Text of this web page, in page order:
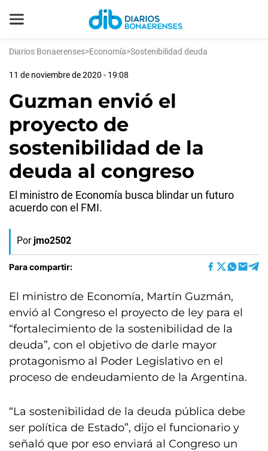
Diarios Bonaerenses>Economía>Sostenibilidad deuda
11 de noviembre de 2020 - 19:08
Guzman envió el
proyecto de
sostenibilidad de la
deuda al congreso
El ministro de Economía busca blindar un futuro
acuerdo con el FMI.
Por jmo2502
Para compartir:
El ministro de Economía, Martín Guzmán,
envió al Congreso el proyecto de ley para el
“fortalecimiento de la sostenibilidad de la
deuda”, con el objetivo de darle mayor
protagonismo al Poder Legislativo en el
proceso de endeudamiento de la Argentina.
“La sostenibilidad de la deuda pública debe
ser política de Estado”, dijo el funcionario y
señaló que por eso enviará al Congreso un